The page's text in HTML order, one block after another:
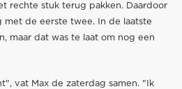
rechte stuk terug pakken. Daardoor
met de eerste twee. In de laatste
maar dat was te laat om nog een
vat Max de zaterdag samen. "Ik